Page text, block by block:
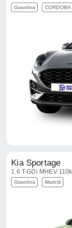
Gasolina CORDOBA
Kia Sportage
1.6 T-GDi MHEV
Gasolina Madrid